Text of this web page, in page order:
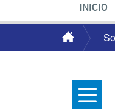
INICIO